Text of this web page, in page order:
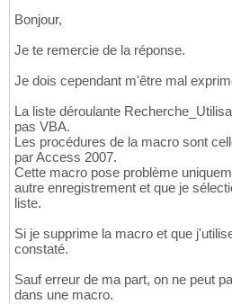
Bonjour,
Je te remercie de la réponse.
Je dois cependant m'être mal
La liste déroulante
pas VBA.
Les procédures de la macro sont
par Access 2007.
Cette macro pose problème
autre enregistrement et que je
liste.
Si je supprime la macro et que
constaté.
Sauf erreur de ma part, on ne peut
dans une macro.